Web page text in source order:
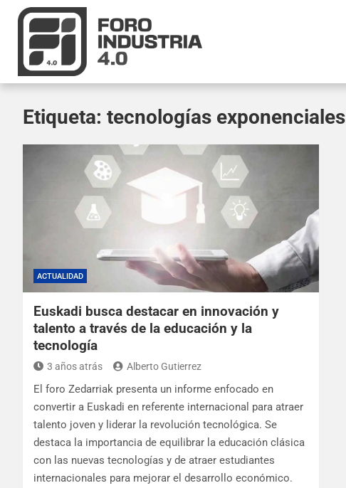
Etiqueta: tecnologías exponenciales
ACTUALIDAD
Euskadi busca destacar en innovación y
talento a través de la educación y la
tecnología
3 años atrás Alberto Gutierrez
El foro Zedarriak presenta un informe enfocado en
convertir a Euskadi en referente internacional para atraer
talento joven y liderar la revolución tecnológica. Se
destaca la importancia de equilibrar la educación clásica
con las nuevas tecnologías y de atraer estudiantes
internacionales para mejorar el desarrollo económico.